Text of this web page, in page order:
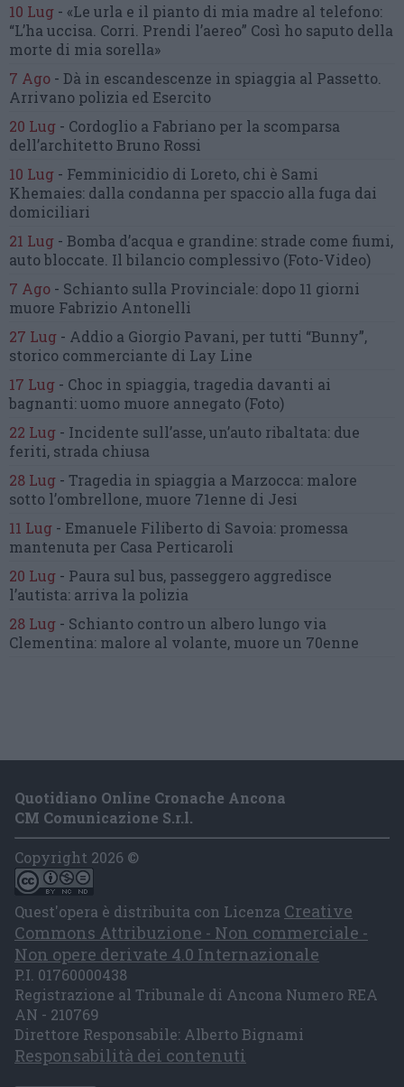
10 Lug - «Le urla e il pianto di mia madre al telefono:
“L’ha uccisa. Corri. Prendi l’aereo” Così ho saputo della
morte di mia sorella»
7 Ago - Dà in escandescenze in spiaggia al Passetto.
Arrivano polizia ed Esercito
20 Lug - Cordoglio a Fabriano per la scomparsa
dell’architetto Bruno Rossi
10 Lug - Femminicidio di Loreto, chi è Sami
Khemaies: dalla condanna per spaccio alla fuga dai
domiciliari
21 Lug - Bomba d’acqua e grandine: strade come fiumi,
auto bloccate. Il bilancio complessivo (Foto-Video)
7 Ago - Schianto sulla Provinciale: dopo 11 giorni
muore Fabrizio Antonelli
27 Lug - Addio a Giorgio Pavani, per tutti “Bunny”,
storico commerciante di Lay Line
17 Lug - Choc in spiaggia, tragedia davanti ai
bagnanti:uomo muore annegato (Foto)
22 Lug - Incidente sull’asse, un’auto ribaltata: due
feriti, strada chiusa
28 Lug - Tragedia in spiaggia a Marzocca: malore
sotto l’ombrellone, muore 71enne di Jesi
11 Lug - Emanuele Filiberto di Savoia: promessa
mantenuta per Casa Perticaroli
20 Lug - Paura sul bus, passeggero aggredisce
l’autista: arriva la polizia
28 Lug - Schianto contro un albero lungo via
Clementina: malore al volante, muore un 70enne
Quotidiano Online Cronache Ancona
CM Comunicazione S.r.l.
Copyright 2026 ©
Quest'opera è distribuita con Licenza Creative
Commons Attribuzione - Non commerciale -
Non opere derivate 4.0 Internazionale
P.I. 01760000438
Registrazione al Tribunale di Ancona Numero REA
AN - 210769
Direttore Responsabile: Alberto Bignami
Responsabilità dei contenuti